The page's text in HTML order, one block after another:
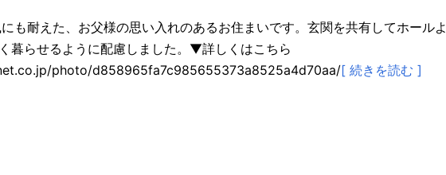
も耐えた、お父様の思い入れのあるお住まいです。玄関を共有してホールよ
暮らせるように配慮しました。▼詳しくはこちら
photo/d858965fa7c985655373a8525a4d70aa/[ 続きを読む ]